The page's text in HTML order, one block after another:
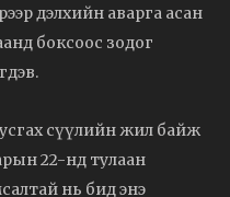
дэлхийн аварга асан
боксоос зодог
сүүлийн жил байж
22-нд тулаан
нь бид энэ